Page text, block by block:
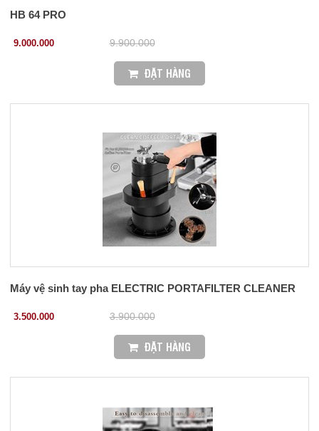
HB 64 PRO
9.000.000 9.900.000
ĐẶT HÀNG
Máy vệ sinh tay pha ELECTRIC PORTAFILTER CLEANER
3.500.000 3.900.000
ĐẶT HÀNG